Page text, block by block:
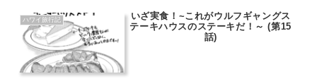
良いと思います。
ハワイ旅行記
いざ実食！~これがウルフギャングス
テーキハウスのステーキだ！～ (第15
話)